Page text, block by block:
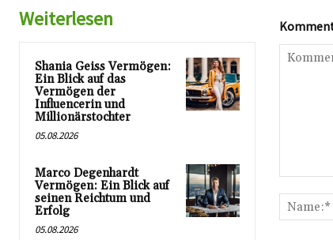
Weiterlesen
Shania Geiss Vermögen:
Ein Blick auf das
Vermögen der
Influencerin und
Millionärstochter
05.08.2026
Marco Degenhardt
Vermögen: Ein Blick auf
seinen Reichtum und
Erfolg
05.08.2026